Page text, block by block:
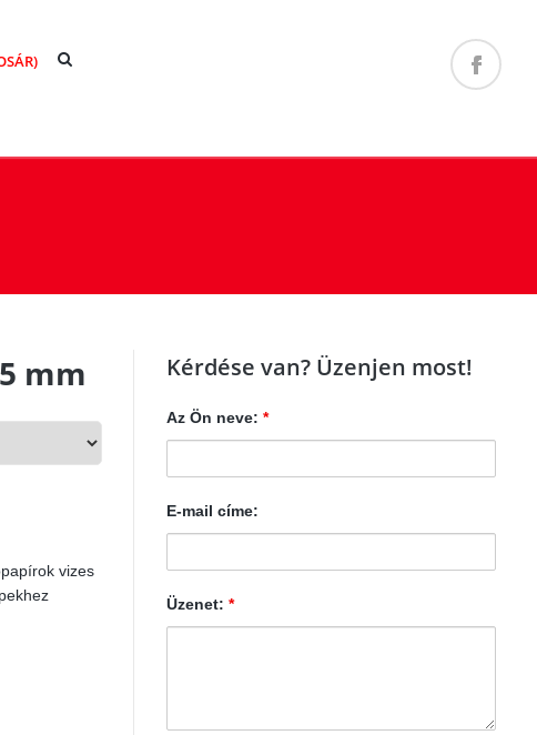
mm
vizes
Kérdése van? Üzenjen most!
Az Ön neve: *
E-mail címe:
Üzenet: *